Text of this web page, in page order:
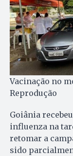
Vacinação no
Reprodução
Goiânia
influenza na
retomar a
sido